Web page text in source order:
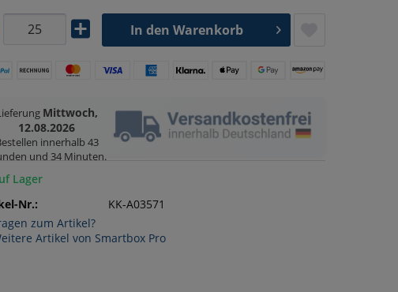
Mittwoch,
12.08.2026
innerhalb 43
und 34 Minuten.
In den Warenkorb
Lager
Nr.:
KK-A03571
zum Artikel?
Artikel von Smartbox Pro